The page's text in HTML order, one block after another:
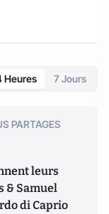
Heures 7 Jours
PARTAGES
leurs
& Samuel
di Caprio